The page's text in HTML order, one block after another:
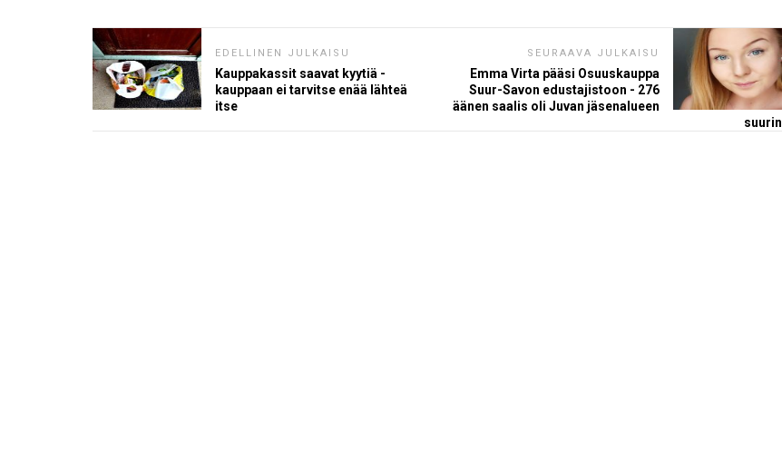
EDELLINEN JULKAISU
Kauppakassit saavat kyytiä -
kauppaan ei tarvitse enää lähteä
itse
SEURAAVA JULKAISU
Emma Virta pääsi Osuuskauppa
Suur-Savon edustajistoon - 276
äänen saalis oli Juvan jäsenalueen
suurin